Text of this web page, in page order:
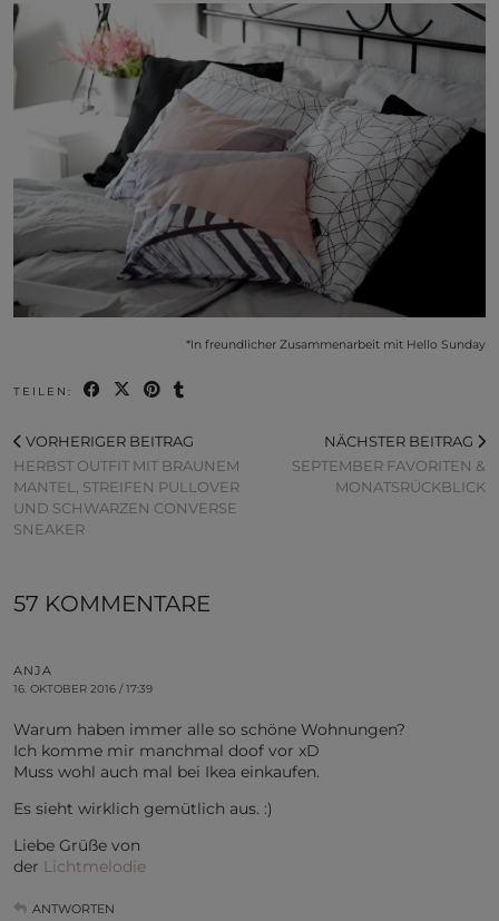
*In freundlicher Zusammenarbeit mit Hello Sunday
TEILEN:
VORHERIGER BEITRAG
HERBST OUTFIT MIT BRAUNEM
MANTEL, STREIFEN PULLOVER
UND SCHWARZEN CONVERSE
SNEAKER
NÄCHSTER BEITRAG
SEPTEMBER FAVORITEN &
MONATSRÜCKBLICK
57 KOMMENTARE
ANJA
16. OKTOBER 2016 / 17:39
Warum haben immer alle so schöne Wohnungen?
Ich komme mir manchmal doof vor xD
Muss wohl auch mal bei Ikea einkaufen.
Es sieht wirklich gemütlich aus. :)
Liebe Grüße von
der Lichtmelodie
ANTWORTEN